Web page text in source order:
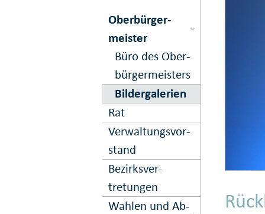
Ober­bürger­
meister
Büro des Ober­
bürger­meisters
Bilder­galerien
Rat
Ver­waltungs­vor­
stand
Bezirks­ver­
tretungen
Wahlen und Ab­